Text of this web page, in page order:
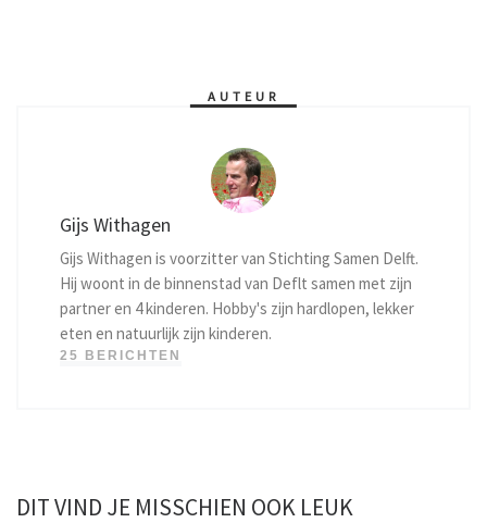
AUTEUR
Gijs Withagen
Gijs Withagen is voorzitter van Stichting Samen Delft.
Hij woont in de binnenstad van Deflt samen met zijn
partner en 4 kinderen. Hobby's zijn hardlopen, lekker
eten en natuurlijk zijn kinderen.
25 BERICHTEN
DIT VIND JE MISSCHIEN OOK LEUK